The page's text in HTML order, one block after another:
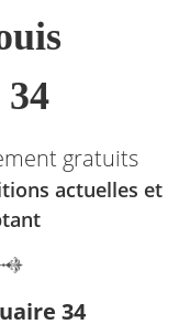
gratuits
actuelles et
34